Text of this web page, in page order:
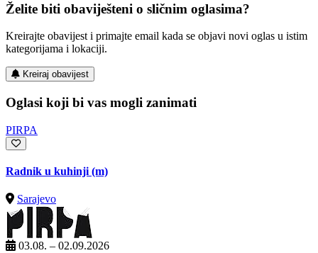
Želite biti obaviješteni o sličnim oglasima?
Kreirajte obavijest i primajte email kada se objavi novi oglas u istim
kategorijama i lokaciji.
Kreiraj obavijest
Oglasi koji bi vas mogli zanimati
PIRPA
Radnik u kuhinji (m)
Sarajevo
03.08. – 02.09.2026